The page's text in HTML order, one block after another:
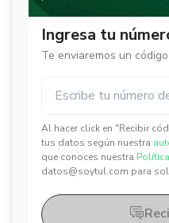
Ingresa tu
Te enviaremos un
Al hacer click en "Recibir
tus datos según nuestra
que conoces nuestra
datos@soytul.com para